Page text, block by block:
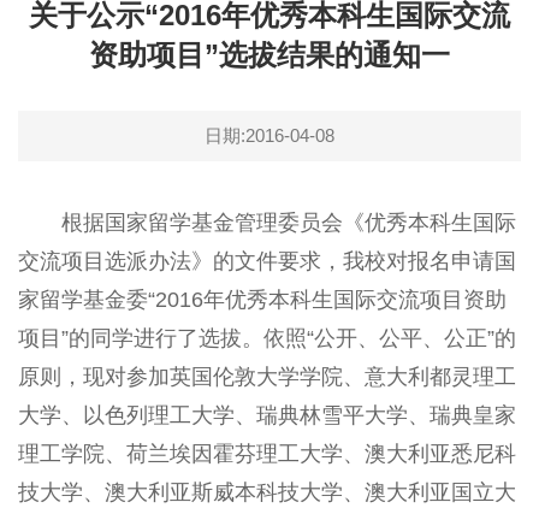
关于公示“2016年优秀本科生国际交流
资助项目”选拔结果的通知一
日期:2016-04-08
根据国家留学基金管理委员会《优秀本科生国际
交流项目选派办法》的文件要求，我校对报名申请国
家留学基金委“2016年优秀本科生国际交流项目资助
项目”的同学进行了选拔。依照“公开、公平、公正”的
原则，现对参加英国伦敦大学学院、意大利都灵理工
大学、以色列理工大学、瑞典林雪平大学、瑞典皇家
理工学院、荷兰埃因霍芬理工大学、澳大利亚悉尼科
技大学、澳大利亚斯威本科技大学、澳大利亚国立大